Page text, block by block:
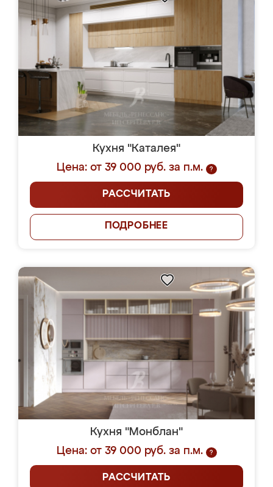
Кухня "Каталея"
Цена: от 39 000 руб. за п.м.
?
РАССЧИТАТЬ
ПОДРОБНЕЕ
Кухня "Монблан"
Цена: от 39 000 руб. за п.м.
?
РАССЧИТАТЬ